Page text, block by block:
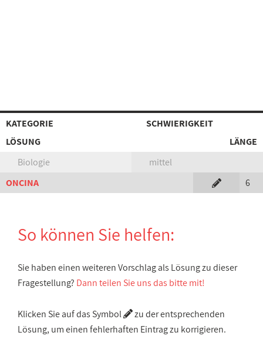
KATEGORIE
SCHWIERIGKEIT
LÖSUNG
LÄNGE
Biologie
mittel
ONCINA
6
So können Sie helfen:
Sie haben einen weiteren Vorschlag als Lösung zu dieser
Fragestellung? Dann teilen Sie uns das bitte mit!
Klicken Sie auf das Symbol
zu der entsprechenden
Lösung, um einen fehlerhaften Eintrag zu korrigieren.